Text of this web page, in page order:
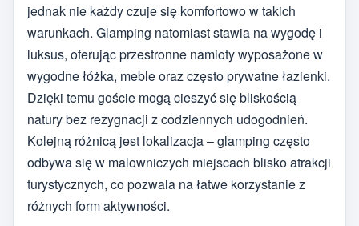
jednak nie każdy czuje się komfortowo w takich
warunkach. Glamping natomiast stawia na wygodę i
luksus, oferując przestronne namioty wyposażone w
wygodne łóżka, meble oraz często prywatne łazienki.
Dzięki temu goście mogą cieszyć się bliskością
natury bez rezygnacji z codziennych udogodnień.
Kolejną różnicą jest lokalizacja – glamping często
odbywa się w malowniczych miejscach blisko atrakcji
turystycznych, co pozwala na łatwe korzystanie z
różnych form aktywności.